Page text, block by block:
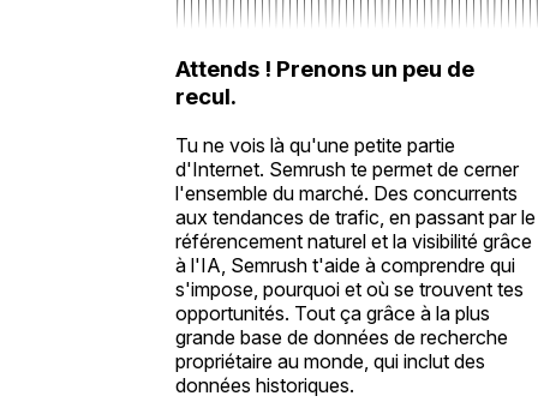
Attends ! Prenons un peu de
recul.
Tu ne vois là qu'une petite partie
d'Internet. Semrush te permet de cerner
l'ensemble du marché. Des concurrents
aux tendances de trafic, en passant par le
référencement naturel et la visibilité grâce
à l'IA, Semrush t'aide à comprendre qui
s'impose, pourquoi et où se trouvent tes
opportunités. Tout ça grâce à la plus
grande base de données de recherche
propriétaire au monde, qui inclut des
données historiques.